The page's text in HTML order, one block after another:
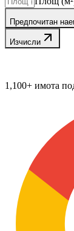
Предпочитан
Изчисли
1,100+ имота